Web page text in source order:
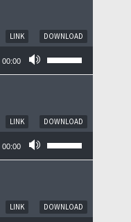
DOWNLOAD
LINK
00:00
DOWNLOAD
LINK
00:00
DOWNLOAD
LINK